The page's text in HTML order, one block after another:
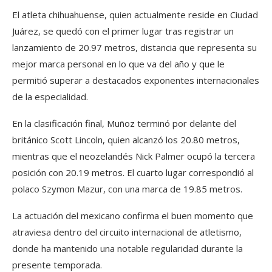
El atleta chihuahuense, quien actualmente reside en Ciudad
Juárez, se quedó con el primer lugar tras registrar un
lanzamiento de 20.97 metros, distancia que representa su
mejor marca personal en lo que va del año y que le
permitió superar a destacados exponentes internacionales
de la especialidad.
En la clasificación final, Muñoz terminó por delante del
británico Scott Lincoln, quien alcanzó los 20.80 metros,
mientras que el neozelandés Nick Palmer ocupó la tercera
posición con 20.19 metros. El cuarto lugar correspondió al
polaco Szymon Mazur, con una marca de 19.85 metros.
La actuación del mexicano confirma el buen momento que
atraviesa dentro del circuito internacional de atletismo,
donde ha mantenido una notable regularidad durante la
presente temporada.